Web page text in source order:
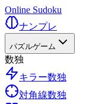
Online Sudoku
ナンプレ
パズルゲーム
数独
キラー数独
対角線数独